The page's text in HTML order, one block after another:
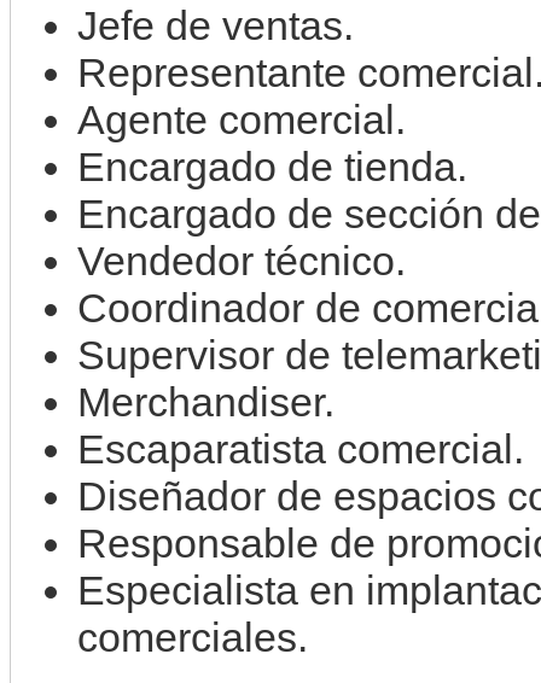
Jefe de ventas.
Representante
Agente comercial.
Encargado de tienda.
Encargado de sección
Vendedor técnico.
Coordinador de
Supervisor de
Merchandiser.
Escaparatista comercial.
Diseñador de espacios
Responsable de
Especialista en
comerciales.